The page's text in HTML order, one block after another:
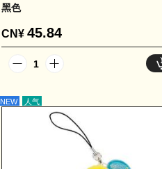
黑色
CN¥ 45.84
1
NEW 人气